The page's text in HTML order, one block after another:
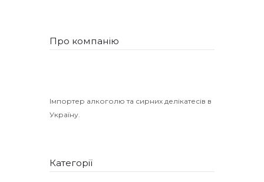
Про компанію
Імпортер алкоголю та сирних делікатесів в
Україну.
Категорії